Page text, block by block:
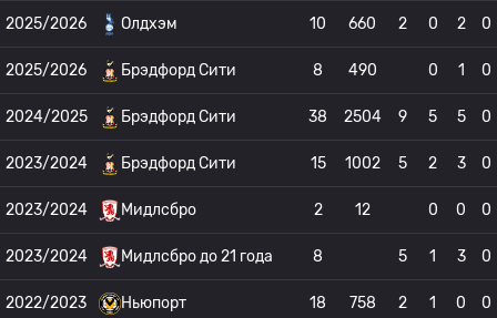
2025/2026 Олдхэм 10 660 2 0 2 0
2025/2026 Брэдфорд Сити 8 490 0 1 0
2024/2025 Брэдфорд Сити 38 2504 9 5 5 0
2023/2024 Брэдфорд Сити 15 1002 5 2 3 0
2023/2024 Мидлсбро 2 12 0 0 0
2023/2024 Мидлсбро до 21 года 8 5 1 3 0
2022/2023 Ньюпорт 18 758 2 1 0 0